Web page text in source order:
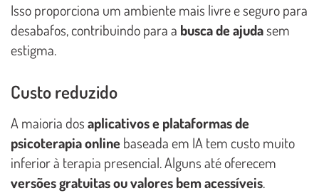
Isso proporciona um ambiente mais livre e seguro para
desabafos, contribuindo para a busca de ajudasem
estigma.
Custo reduzido
A maioria dosaplicativos e plataformas de
psicoterapia online baseada em IA tem custo muito
inferior à terapia presencial. Alguns até oferecem
versões gratuitas ou valores bem acessíveis.